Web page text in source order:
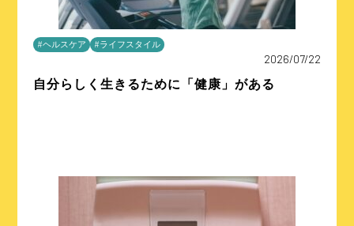
#ヘルスケア #ライフスタイル
2026/07/22
自分らしく生きるために「健康」がある